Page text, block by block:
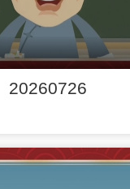
20260726